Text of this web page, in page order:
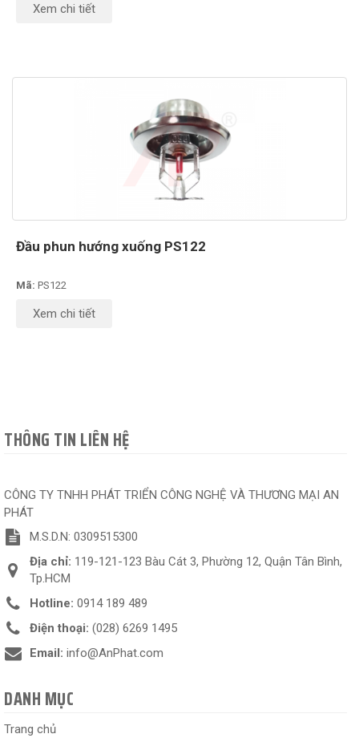
Xem chi tiết
Đầu phun hướng xuống PS122
Mã: PS122
Xem chi tiết
THÔNG TIN LIÊN HỆ
CÔNG TY TNHH PHÁT TRIỂN CÔNG NGHỆ VÀ THƯƠNG MẠI AN
PHÁT
M.S.D.N: 0309515300
Địa chỉ: 119-121-123 Bàu Cát 3, Phường 12, Quận Tân Bình,
Tp.HCM
Hotline: 0914 189 489
Điện thoại: (028) 6269 1495
Email: info@AnPhat.com
DANH MỤC
Trang chủ